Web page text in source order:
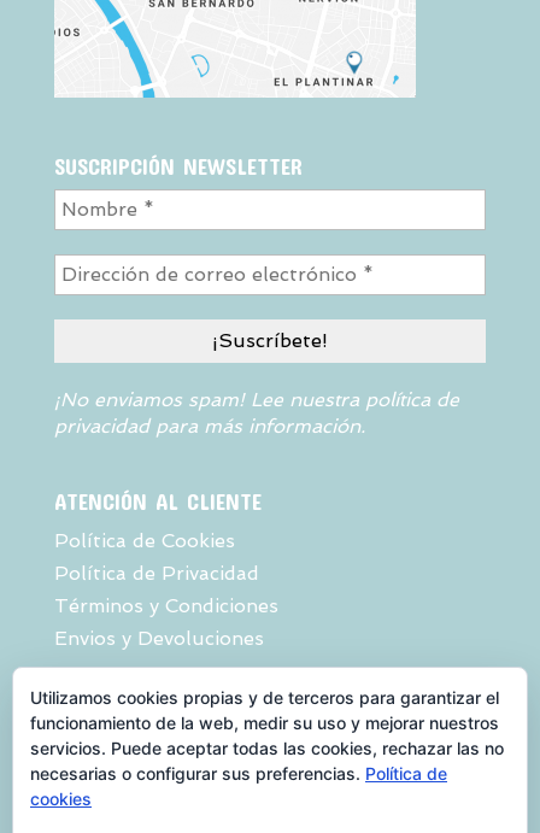
SUSCRIPCIÓN NEWSLETTER
¡No enviamos spam! Lee nuestra política de
privacidadpara más información.
ATENCIÓN AL CLIENTE
Política de Cookies
Política de Privacidad
Términos y Condiciones
Envios y Devoluciones
Una web de:
Utilizamos cookies propias y de terceros para garantizar el
funcionamiento de la web, medir su uso y mejorar nuestros
servicios. Puede aceptar todas las cookies, rechazar las no
necesarias o configurar sus preferencias. Política de
cookies